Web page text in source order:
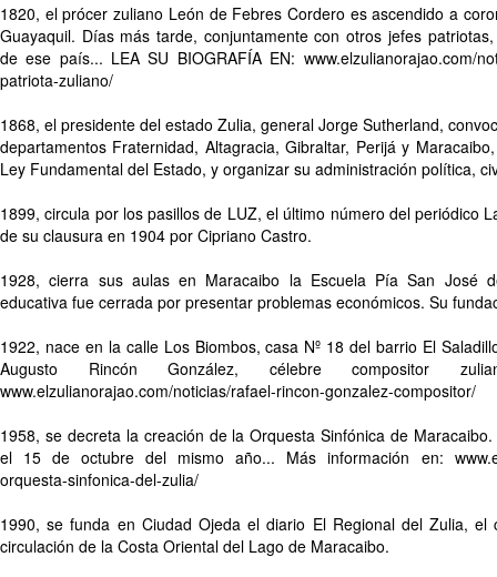
1820, el prócer zuliano León de Febres Cordero es ascendido a
Guayaquil. Días más tarde, conjuntamente con otros jefes
de ese país... LEA SU BIOGRAFÍA EN: www.elzulianorajao.com/
patriota-zuliano/
1868, el presidente del estado Zulia, general Jorge Sutherland,
departamentos Fraternidad, Altagracia, Gibraltar, Perijá y
Ley Fundamental del Estado, y organizar su administración política,
1899, circula por los pasillos de LUZ, el último número del periódico
de su clausura en 1904 por Cipriano Castro.
1928, cierra sus aulas en Maracaibo la Escuela Pía San José
educativa fue cerrada por presentar problemas económicos. Su
1922, nace en la calle Los Biombos, casa Nº 18 del barrio El
Augusto Rincón González, célebre compositor
www.elzulianorajao.com/noticias/rafael-rincon-gonzalez-compositor/
1958, se decreta la creación de la Orquesta Sinfónica de
el 15 de octubre del mismo año... Más información en:
orquesta-sinfonica-del-zulia/
1990, se funda en Ciudad Ojeda el diario El Regional del Zulia,
circulación de la Costa Oriental del Lago de Maracaibo.